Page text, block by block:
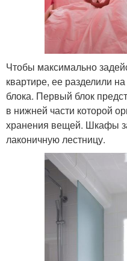
Чтобы максимально
квартире, ее разделили
блока. Первый блок
в нижней части которой
хранения вещей. Шкафы
лаконичную лестницу.